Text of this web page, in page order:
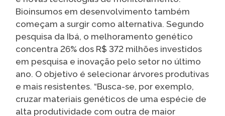
Bioinsumos em desenvolvimento também
começam a surgir como alternativa. Segundo
pesquisa da Ibá, o melhoramento genético
concentra 26% dos R$ 372 milhões investidos
em pesquisa e inovação pelo setor no último
ano. O objetivo é selecionar árvores produtivas
e mais resistentes. “Busca-se, por exemplo,
cruzar materiais genéticos de uma espécie de
alta produtividade com outra de maior